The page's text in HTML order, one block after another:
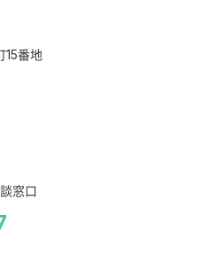
番地
窓口